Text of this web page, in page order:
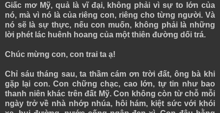
Giấc mơ Mỹ, quả là vĩ đại, không phải vì sự to lớn của
nó, mà vì nó là của riêng con, riêng cho từng người. Và
nó sẽ là sự thực, nếu con muốn, không phải là những
lời phét lác huênh hoang của một thiên đường dối trá.
Chúc mừng con, con trai ta ạ!
Chỉ sáu tháng sau, ta thầm cám ơn trời đất, ông bà khi
gặp lại con. Con chững chạc, cao lớn, tự tin như bao
thanh niên khác trên đất Mỹ. Con không còn từ chỗ mỗi
ngày trở về nhà nhớp nhúa, hôi hám, kiệt sức với khói